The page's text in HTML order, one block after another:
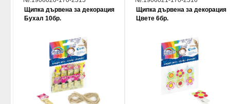
Щипка дървена за декорация
Бухал 10бр.
Щипка дървена за декорация
Цвете 6бр.